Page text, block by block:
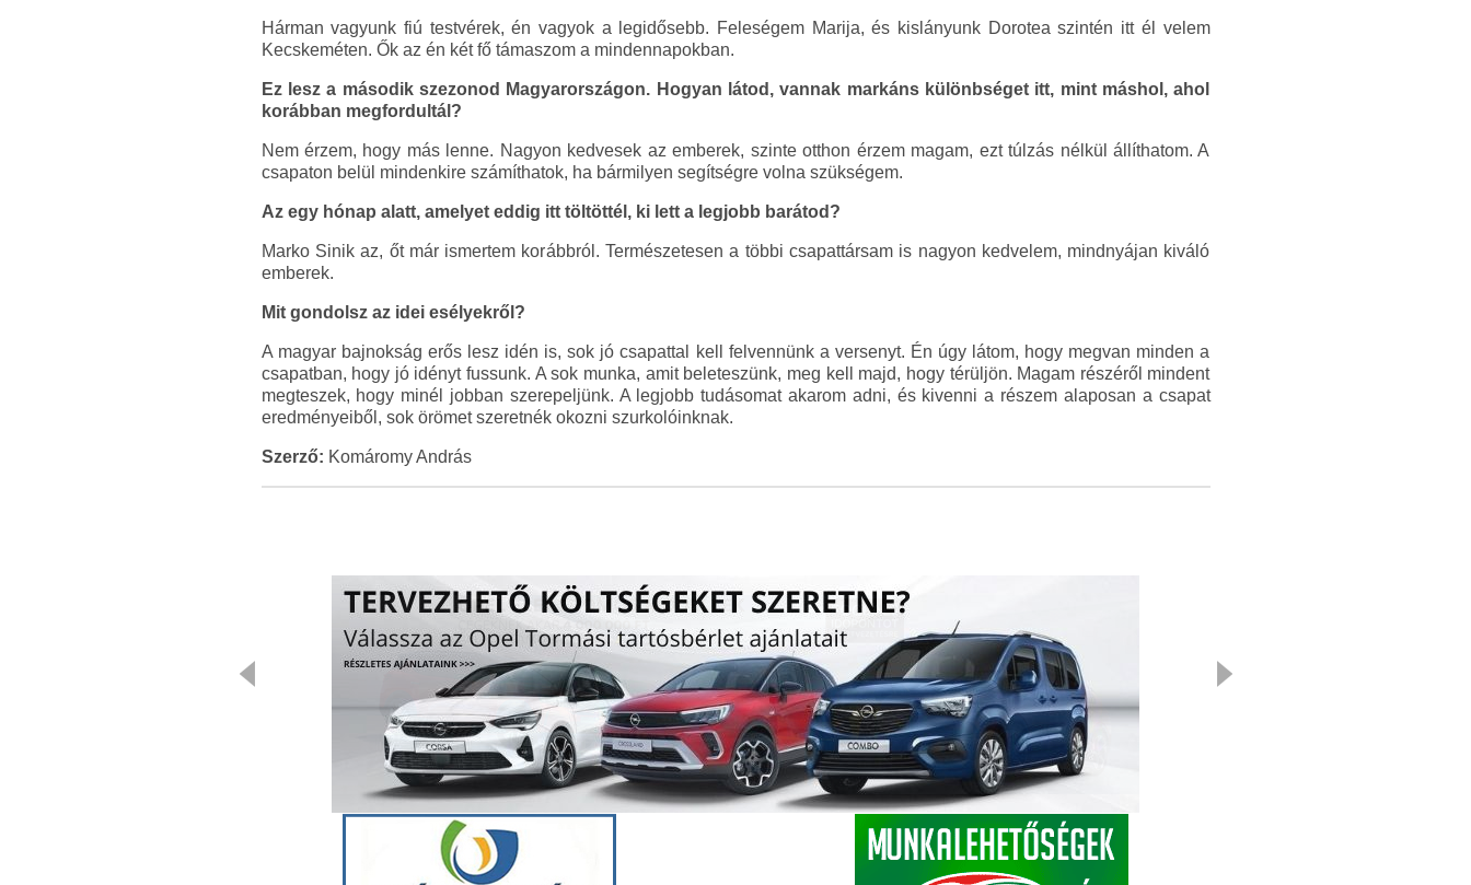
Hárman vagyunk fiú testvérek, én vagyok a legidősebb. Feleségem Marija, és kislányunk Dorotea szintén itt él velem
Kecskeméten. Ők az én két fő támaszom a mindennapokban.
Ez lesz a második szezonod Magyarországon. Hogyan látod, vannak markáns különbséget itt, mint máshol, ahol
korábban megfordultál?
Nem érzem, hogy más lenne. Nagyon kedvesek az emberek, szinte otthon érzem magam, ezt túlzás nélkül állíthatom. A
csapaton belül mindenkire számíthatok, ha bármilyen segítségre volna szükségem.
Az egy hónap alatt, amelyet eddig itt töltöttél, ki lett a legjobb barátod?
Marko Sinik az, őt már ismertem korábbról. Természetesen a többi csapattársam is nagyon kedvelem, mindnyájan kiváló
emberek.
Mit gondolsz az idei esélyekről?
A magyar bajnokság erős lesz idén is, sok jó csapattal kell felvennünk a versenyt. Én úgy látom, hogy megvan minden a
csapatban, hogy jó idényt fussunk. A sok munka, amit beleteszünk, meg kell majd, hogy térüljön. Magam részéről mindent
megteszek, hogy minél jobban szerepeljünk. A legjobb tudásomat akarom adni, és kivenni a részem alaposan a csapat
eredményeiből, sok örömet szeretnék okozni szurkolóinknak.
Szerző: Komáromy András